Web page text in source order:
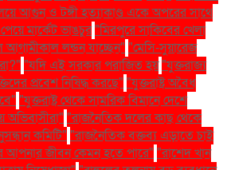
আগুন ও টঙ্গী হত্যাকাণ্ড একে অপরের সাথে
মার্কেট ভাঙচুর"মিরপুরে সাকিবের খেলা
আগামীকাল লন্ডন যাচ্ছেন" "মেসি-সুয়ারেজ
"যদি এই সরকার পরাজিত হয়"যুক্তরাজ্য
প্রবেশ নিষিদ্ধ করছে" "যুক্তরাষ্ট্র অবৈধ
"যুক্তরাষ্ট্র থেকে সামরিক বিমানে দেশে
অভিবাসীরা" "রাজনৈতিক দলের কাছ থেকে
কমিটি" "রাজনৈতিক বক্তব্য এড়াতে চাই
জীবন কেমন হতে পারে" "রাশেদ খান